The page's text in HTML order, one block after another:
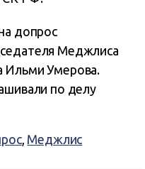
допрос
Меджлиса
Ильми Умерова.
по делу
, Меджлис